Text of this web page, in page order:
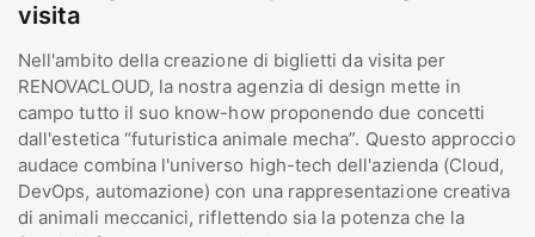
visita
Nell'ambito della creazione di biglietti da visita per
RENOVACLOUD, la nostra agenzia di design mette in
campo tutto il suo know-how proponendo due concetti
dall'estetica “futuristica animale mecha”. Questo approccio
audace combina l'universo high-tech dell'azienda (Cloud,
DevOps, automazione) con una rappresentazione creativa
di animali meccanici, riflettendo sia la potenza che la